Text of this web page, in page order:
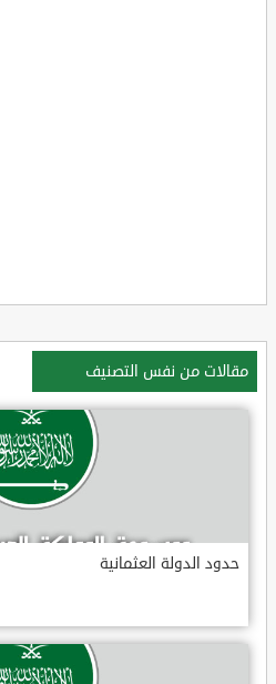
مقالات من نفس التصنيف
حدود الدولة العثمانية